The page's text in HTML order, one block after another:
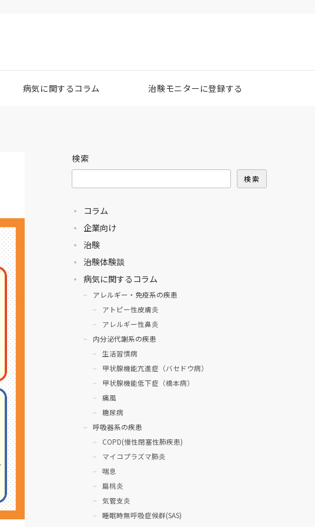
病気に関するコラム 治験モニターに登録する
検索
検索
コラム
企業向け
治験
治験体験談
病気に関するコラム
アレルギー・免疫系の疾患
アトピー性皮膚炎
アレルギー性鼻炎
内分泌代謝系の疾患
生活習慣病
甲状腺機能亢進症（バセドウ病）
甲状腺機能低下症（橋本病）
痛風
糖尿病
呼吸器系の疾患
COPD(慢性閉塞性肺疾患)
マイコプラズマ肺炎
喘息
扁桃炎
気管支炎
睡眠時無呼吸症候群(SAS)